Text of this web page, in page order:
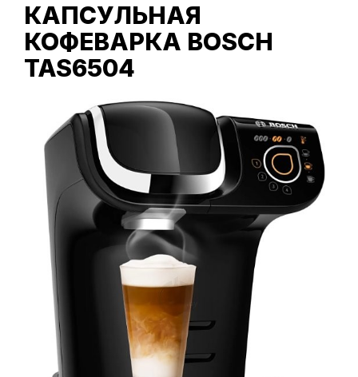
КАПСУЛЬНАЯ
КОФЕВАРКА BOSCH
TAS6504